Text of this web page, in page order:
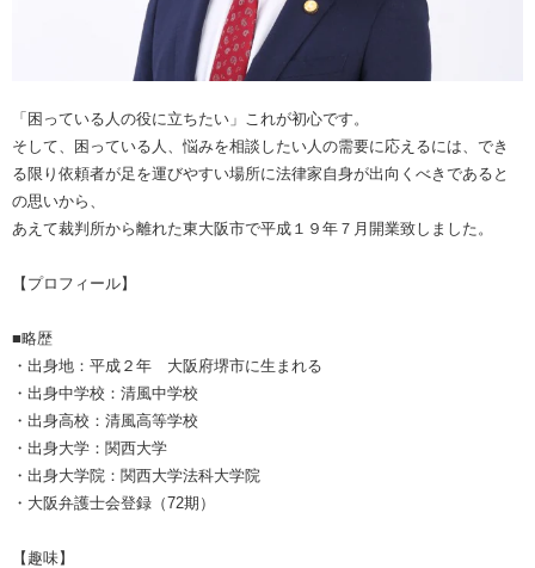
「困っている人の役に立ちたい」これが初心です。
そして、困っている人、悩みを相談したい人の需要に応えるには、でき
る限り依頼者が足を運びやすい場所に法律家自身が出向くべきであると
の思いから、
あえて裁判所から離れた東大阪市で平成１９年７月開業致しました。
【プロフィール】
■略歴
・出身地：平成２年 大阪府堺市に生まれる
・出身中学校：清風中学校
・出身高校：清風高等学校
・出身大学：関西大学
・出身大学院：関西大学法科大学院
・大阪弁護士会登録（72期）
【趣味】